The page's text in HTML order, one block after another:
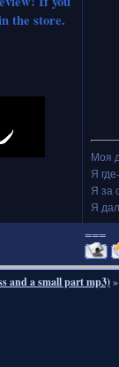
the store.
Моя
Я
Я за
Я
===
and a small part mp3)»